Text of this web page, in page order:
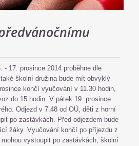
- 17. prosince 2014 proběhne dle
školní družina bude mít obvyklý
končí vyučování v 11.30 hodin,
do 15 hodin. V pátek 19. prosince
Odjezd v 7.48 od OÚ, děti z horní
po zastávkách. Před odjezdem bude
žáky. Vyučování končí po příjezdu z
vystoupit po zastávkách, školní